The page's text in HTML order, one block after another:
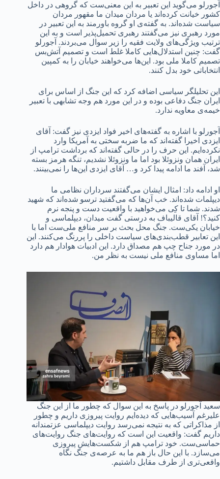
آجورلو می‌گوید این تعبیر به این معنی‌ست که گروهی در داخل
کشور خیانت کرده‌اند یا مردان میدان ما مقهور مردان
سیاست شده‌اند. به گفته‌ی او گروه باورمند به این تعبیر در
مورد رهبری نیز می‌گفتند رهبری تحمیل‌پذیر است و به این
ترتیب ویژگی‌های ولایت فقیه را زیر سوال می‌بردند. آجورلو
گفت: چنین استدلال‌هایی کاملا غلط است و تصمیم آتش‌بس
تصمیم کاملا ملی بود. این‌ها می‌خواهند خیابان را به کمپین
انتخاباتی خود بدل کنند.
این تحلیلگر سیاسی اضافه کرد که این جنگ از اساس برای
ایران جنگ دفاعی بوده و در این مورد هم وجه تشابهی با تعبیر
خیمه‌ی معاویه ندارد.
آجورلو با اشاره به گفته‌های اخیر فواد ایزدی نیز گفت: آقای
ایزدی اخیرا گفته‌اند که ما ضربه سختی به آمریکا وارد
نکرده‌ایم. این حرف را در حالی گفته‌اند که برداشت ترامپ از
ایران همان ونزوئلا بود اما ما ونزوئلا نشدیم، تنگه هرمز بسته
شد، آفند ما ادامه پیدا کرد و… آقای ایزدی این‌ها را نمی‌بینند.
او ادامه داد: امثال ایشان می‌گفتند سرداران نظامی ما
دیپلمات شده‌اند. خب آن‌ها که می‌گفتید ترسو شده‌اند که شهید
شدند. شما تا کِی می‌خواهید با واقعیت دست و پنجه نرم
کنید؟! آقای قالیباف به درستی گفت میدان، دیپلماسی و
خیابان یکی‌ست. جنگ محل بحث بر سر منافع ملی‌ست اما با
این تعابیر قطب‌بندی‌های سیاست داخلی را پررنگ می‌کنند. این
در مورد جناح چپ هم مصداق دارد. این ادبیات هوادار هم دارد
اما مساوی منافع ملی نیست به نظر من.
سعید آجورلو در پاسخ به این سوال که چطور ما از این جنگ
علیرغم آسیب‌هایی که دیده‌ایم روایت پیروزی داریم و چطور
از مذاکراتی که به نتیجه نمی‌رسد روایت دیپلماسی عزتمندانه
داریم گفت: واقعیت این است که روایت‌های جنگ روایت‌های
حماسی‌ست. خود ترامپ هم از شکست‌هایش پیروزی
می‌سازد. با این حال باز هم ما به عرصه‌ی جنگ نگاه
واقعی‌تری از طرف مقابل داشتیم.